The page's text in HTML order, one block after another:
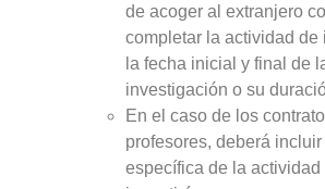
de acoger al extranjero
completar la actividad de
la fecha inicial y final de
investigación o su
En el caso de los
profesores, deberá
específica de la actividad